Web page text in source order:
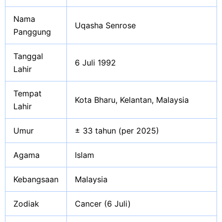
Nama
Panggung
Uqasha Senrose
Tanggal
Lahir
6 Juli 1992
Tempat
Lahir
Kota Bharu, Kelantan, Malaysia
Umur ± 33 tahun (per 2025)
Agama Islam
Kebangsaan Malaysia
Zodiak Cancer (6 Juli)